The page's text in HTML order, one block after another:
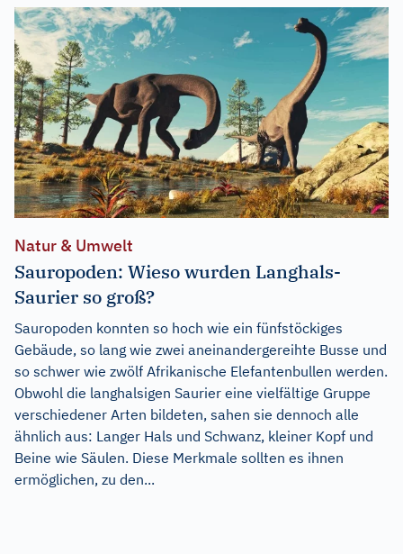
Natur & Umwelt
Sauropoden: Wieso wurden Langhals-
Saurier so groß?
Sauropoden konnten so hoch wie ein fünfstöckiges
Gebäude, so lang wie zwei aneinandergereihte Busse und
so schwer wie zwölf Afrikanische Elefantenbullen werden.
Obwohl die langhalsigen Saurier eine vielfältige Gruppe
verschiedener Arten bildeten, sahen sie dennoch alle
ähnlich aus: Langer Hals und Schwanz, kleiner Kopf und
Beine wie Säulen. Diese Merkmale sollten es ihnen
ermöglichen, zu den...